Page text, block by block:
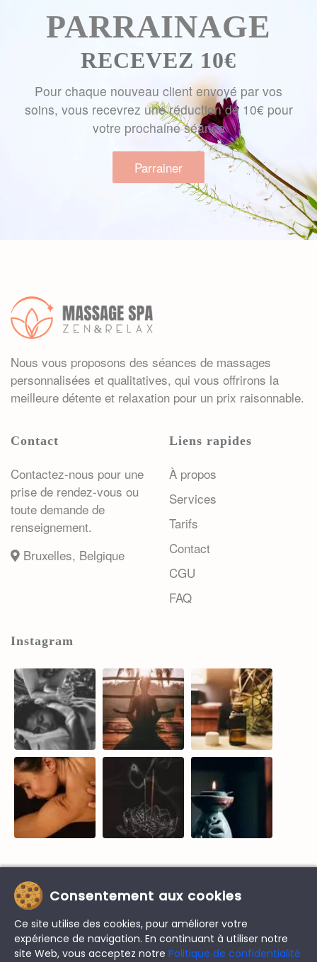
PARRAINAGE
RECEVEZ 10€
Pour chaque nouveau client envoyé par vos
soins, vous recevrez une réduction de 10€ pour
votre prochaine séance
Parrainer
Nous vous proposons des séances de massages
personnalisées et qualitatives, qui vous offrirons la
meilleure détente et relaxation pour un prix raisonnable.
Contact
Contactez-nous pour une
prise de rendez-vous ou
toute demande de
renseignement.
Bruxelles, Belgique
Liens rapides
À propos
Services
Tarifs
Contact
CGU
FAQ
Instagram
Licenses Premium Envato & Flaticon | Tous les droits
sont réservés © 2026
Free to use image licenses fromPexels.comattribution
Consentement aux cookies
Ce site utilise des cookies, pour améliorer votre
expérience de navigation. En continuant à utiliser notre
site Web, vous acceptez notre Politique de confidentialité